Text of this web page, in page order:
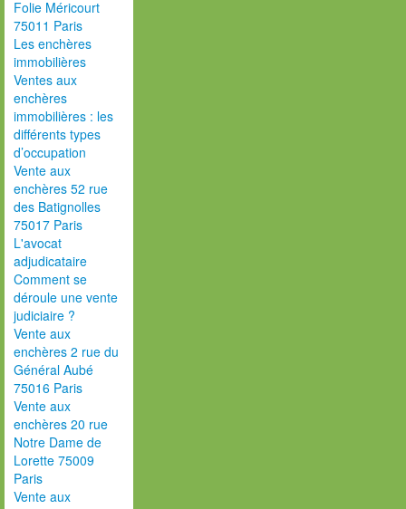
Folie Méricourt
75011 Paris
Les enchères
immobilières
Ventes aux
enchères
immobilières : les
différents types
d’occupation
Vente aux
enchères 52 rue
des Batignolles
75017 Paris
L'avocat
adjudicataire
Comment se
déroule une vente
judiciaire ?
Vente aux
enchères 2 rue du
Général Aubé
75016 Paris
Vente aux
enchères 20 rue
Notre Dame de
Lorette 75009
Paris
Vente aux